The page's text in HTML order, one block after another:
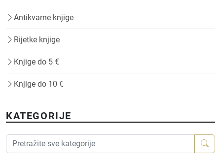
Antikvarne knjige
Rijetke knjige
Knjige do 5 €
Knjige do 10 €
KATEGORIJE